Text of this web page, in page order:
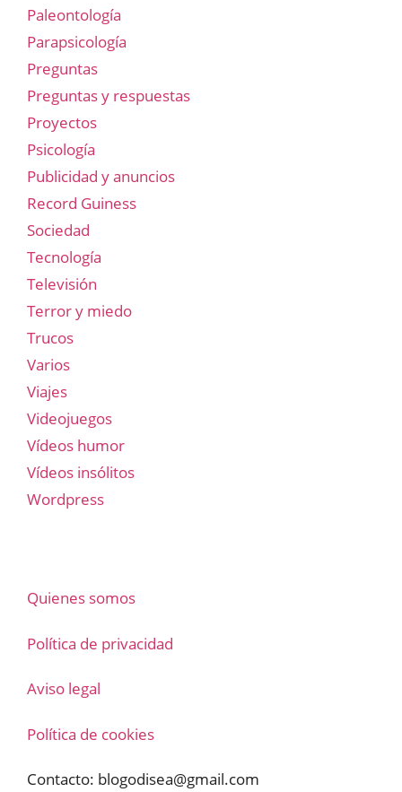
Paleontología
Parapsicología
Preguntas
Preguntas y respuestas
Proyectos
Psicología
Publicidad y anuncios
Record Guiness
Sociedad
Tecnología
Televisión
Terror y miedo
Trucos
Varios
Viajes
Videojuegos
Vídeos humor
Vídeos insólitos
Wordpress
Quienes somos
Política de privacidad
Aviso legal
Política de cookies
Contacto: blogodisea@gmail.com